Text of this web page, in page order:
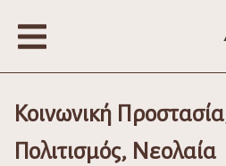
Κοινωνική
Πολιτισμός, Νεολαία